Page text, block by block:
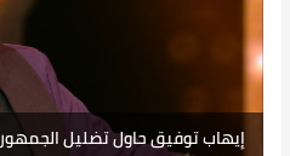
إيهاب توفيق حاول تضليل الجمهور